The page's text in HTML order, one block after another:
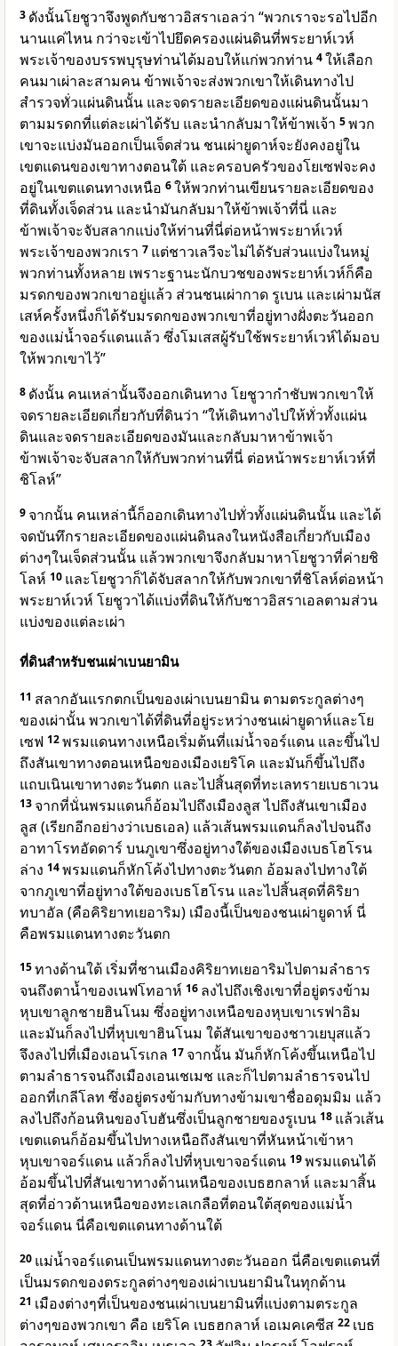
3 ดังนั้นโยชูวาจึงพูดกับชาวอิสราเอลว่า “พวกเราจะรอไปอีก
นานแค่ไหน กว่าจะเข้าไปยึดครองแผ่นดินที่พระยาห์เวห์
พระเจ้าของบรรพบุรุษท่านได้มอบให้แก่พวกท่าน 4ให้เลือก
คนมาเผ่าละสามคน ข้าพเจ้าจะส่งพวกเขาให้เดินทางไป
สำรวจทั่วแผ่นดินนั้น และจดรายละเอียดของแผ่นดินนั้นมา
ตามมรดกที่แต่ละเผ่าได้รับ และนำกลับมาให้ข้าพเจ้า 5พวก
เขาจะแบ่งมันออกเป็นเจ็ดส่วน ชนเผ่ายูดาห์จะยังคงอยู่ใน
เขตแดนของเขาทางตอนใต้ และครอบครัวของโยเซฟจะคง
อยู่ในเขตแดนทางเหนือ 6ให้พวกท่านเขียนรายละเอียดของ
ที่ดินทั้งเจ็ดส่วน และนำมันกลับมาให้ข้าพเจ้าที่นี่ และ
ข้าพเจ้าจะจับสลากแบ่งให้ท่านที่นี่ต่อหน้าพระยาห์เวห์
พระเจ้าของพวกเรา 7 แต่ชาวเลวีจะไม่ได้รับส่วนแบ่งในหมู่
พวกท่านทั้งหลาย เพราะฐานะนักบวชของพระยาห์เวห์ก็คือ
มรดกของพวกเขาอยู่แล้ว ส่วนชนเผ่ากาด รูเบน และเผ่ามนัส
เสห์ครั้งหนึ่งก็ได้รับมรดกของพวกเขาที่อยู่ทางฝั่งตะวันออก
ของแม่น้ำจอร์แดนแล้ว ซึ่งโมเสสผู้รับใช้พระยาห์เวห์ได้มอบ
ให้พวกเขาไว้”
8 ดังนั้น คนเหล่านั้นจึงออกเดินทาง โยชูวากำชับพวกเขาให้
จดรายละเอียดเกี่ยวกับที่ดินว่า “ให้เดินทางไปให้ทั่วทั้งแผ่น
ดินและจดรายละเอียดของมันและกลับมาหาข้าพเจ้า
ข้าพเจ้าจะจับสลากให้กับพวกท่านที่นี่ ต่อหน้าพระยาห์เวห์ที่
ชิโลห์”
9 จากนั้น คนเหล่านี้ก็ออกเดินทางไปทั่วทั้งแผ่นดินนั้น และได้
จดบันทึกรายละเอียดของแผ่นดินลงในหนังสือเกี่ยวกับเมือง
ต่างๆในเจ็ดส่วนนั้น แล้วพวกเขาจึงกลับมาหาโยชูวาที่ค่ายชิ
โลห์ 10 และโยชูวาก็ได้จับสลากให้กับพวกเขาที่ชิโลห์ต่อหน้า
พระยาห์เวห์ โยชูวาได้แบ่งที่ดินให้กับชาวอิสราเอลตามส่วน
แบ่งของแต่ละเผ่า
ที่ดินสำหรับชนเผ่าเบนยามิน
11 สลากอันแรกตกเป็นของเผ่าเบนยามิน ตามตระกูลต่างๆ
ของเผ่านั้น พวกเขาได้ที่ดินที่อยู่ระหว่างชนเผ่ายูดาห์และโย
เซฟ 12พรมแดนทางเหนือเริ่มต้นที่แม่น้ำจอร์แดน และขึ้นไป
ถึงสันเขาทางตอนเหนือของเมืองเยริโค และมันก็ขึ้นไปถึง
แถบเนินเขาทางตะวันตก และไปสิ้นสุดที่ทะเลทรายเบธาเวน
13 จากที่นั่นพรมแดนก็อ้อมไปถึงเมืองลูส ไปถึงสันเขาเมือง
ลูส (เรียกอีกอย่างว่าเบธเอล) แล้วเส้นพรมแดนก็ลงไปจนถึง
อาทาโรทอัดดาร์ บนภูเขาซึ่งอยู่ทางใต้ของเมืองเบธโฮโรน
ล่าง 14พรมแดนก็หักโค้งไปทางตะวันตก อ้อมลงไปทางใต้
จากภูเขาที่อยู่ทางใต้ของเบธโฮโรน และไปสิ้นสุดที่คิริยา
ทบาอัล (คือคิริยาทเยอาริม) เมืองนี้เป็นของชนเผ่ายูดาห์ นี่
คือพรมแดนทางตะวันตก
15ทางด้านใต้ เริ่มที่ชานเมืองคิริยาทเยอาริมไปตามลำธาร
จนถึงตาน้ำของเนฟโทอาห์ 16 ลงไปถึงเชิงเขาที่อยู่ตรงข้าม
หุบเขาลูกชายฮินโนม ซึ่งอยู่ทางเหนือของหุบเขาเรฟาอิม
และมันก็ลงไปที่หุบเขาฮินโนม ใต้สันเขาของชาวเยบุสแล้ว
จึงลงไปที่เมืองเอนโรเกล 17 จากนั้น มันก็หักโค้งขึ้นเหนือไป
ตามลำธารจนถึงเมืองเอนเชเมช และก็ไปตามลำธารจนไป
ออกที่เกลีโลท ซึ่งอยู่ตรงข้ามกับทางข้ามเขาชื่ออดุมมิม แล้ว
ลงไปถึงก้อนหินของโบฮันซึ่งเป็นลูกชายของรูเบน 18 แล้วเส้น
เขตแดนก็อ้อมขึ้นไปทางเหนือถึงสันเขาที่หันหน้าเข้าหา
หุบเขาจอร์แดน แล้วก็ลงไปที่หุบเขาจอร์แดน 19พรมแดนได้
อ้อมขึ้นไปที่สันเขาทางด้านเหนือของเบธฮกลาห์ และมาสิ้น
สุดที่อ่าวด้านเหนือของทะเลเกลือที่ตอนใต้สุดของแม่น้ำ
จอร์แดน นี่คือเขตแดนทางด้านใต้
20 แม่น้ำจอร์แดนเป็นพรมแดนทางตะวันออก นี่คือเขตแดนที่
เป็นมรดกของตระกูลต่างๆของเผ่าเบนยามินในทุกด้าน
21 เมืองต่างๆที่เป็นของชนเผ่าเบนยามินที่แบ่งตามตระกูล
ต่างๆของพวกเขา คือ เยริโค เบธฮกลาห์ เอเมคเคซีส 22 เบธ